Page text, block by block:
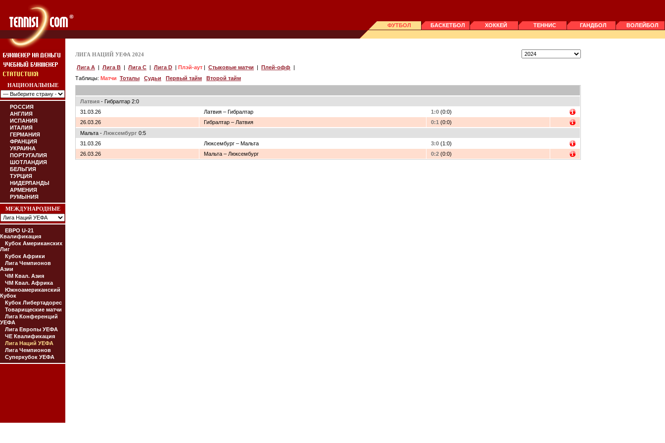
ФУТБОЛ БАСКЕТБОЛ ХОККЕЙ ТЕННИС ГАНДБОЛ ВОЛЕЙБОЛ
НАЦИОНАЛЬНЫЕ
РОССИЯ
АНГЛИЯ
ИСПАНИЯ
ИТАЛИЯ
ГЕРМАНИЯ
ФРАНЦИЯ
УКРАИНА
ПОРТУГАЛИЯ
ШОТЛАНДИЯ
БЕЛЬГИЯ
ТУРЦИЯ
НИДЕРЛАНДЫ
АРМЕНИЯ
РУМЫНИЯ
МЕЖДУНАРОДНЫЕ
ЕВРО U-21
Квалификация
Кубок Американских
Лиг
Кубок Африки
Лига Чемпионов
Азии
ЧМ Квал. Азия
ЧМ Квал. Африка
Южноамериканский
Кубок
Кубок Либертадорес
Товарищеские матчи
Лига Конференций
УЕФА
Лига Европы УЕФА
ЧЕ Квалификация
Лига Наций УЕФА
Лига Чемпионов
Суперкубок УЕФА
ЛИГА НАЦИЙ УЕФА 2024
Лига A | Лига B | Лига C | Лига D | Плэй-аут | Стыковые матчи | Плей-офф |
Таблицы: Матчи Тоталы Судьи Первый тайм Второй тайм
Латвия - Гибралтар 2:0
31.03.26
Латвия – Гибралтар 1:0 (0:0)
26.03.26
Гибралтар – Латвия 0:1 (0:0)
Мальта - Люксембург 0:5
31.03.26
Люксембург – Мальта 3:0 (1:0)
26.03.26
Мальта – Люксембург 0:2 (0:0)